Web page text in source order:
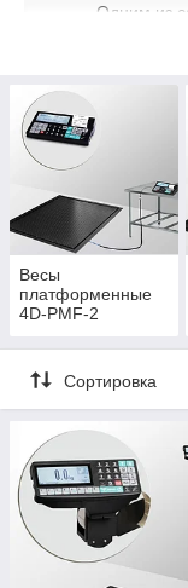
Одним из
неподвижном
для
Весы
платформенные
4D-PMF-2
Сортировка